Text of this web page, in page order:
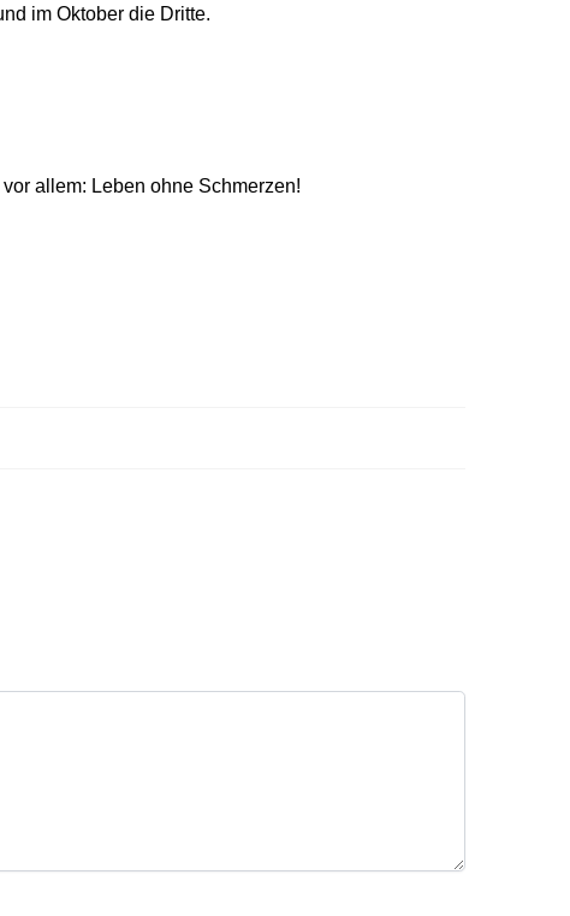
im Oktober die Dritte.
allem: Leben ohne Schmerzen!